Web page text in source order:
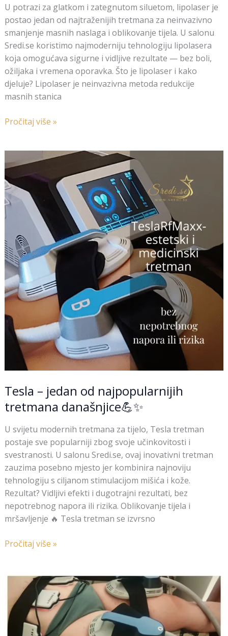
U potrazi za glatkom i zategnutom siluetom, lipolaser je
postao jedan od najtraženijih tretmana za neinvazivno
smanjenje masnih naslaga i oblikovanje tijela. U salonu
Sredi.se koristimo najmoderniju tehnologiju lipolasera
koja omogućava sigurne i vidljive rezultate — bez boli,
ožiljaka i vremena oporavka. Što je lipolaser i kako
djeluje? Lipolaser je neinvazivna metoda redukcije
masnih stanica
Pročitaj više »
Tesla – jedan od najpopularnijih
tretmana današnjice💪✨
U svijetu modernih tretmana za tijelo, Tesla tretman
postaje sve popularniji zbog svoje učinkovitosti i
svestranosti. U salonu Sredi.se, ovaj inovativni tretman
zauzima posebno mjesto jer kombinira najnoviju
tehnologiju s ciljanom stimulacijom mišića i kože.
Rezultat? Vidljivi efekti i dugotrajni rezultati, bez
nepotrebnog napora ili rizika. Oblikovanje tijela i
mršavljenje 🔥 Tesla tretman se izvrsno
–
jedan
od
najpopularnijih
tretmana
današnjice
💪
✨
Pročitaj više »
Listopad
sredi.se
–
jesen